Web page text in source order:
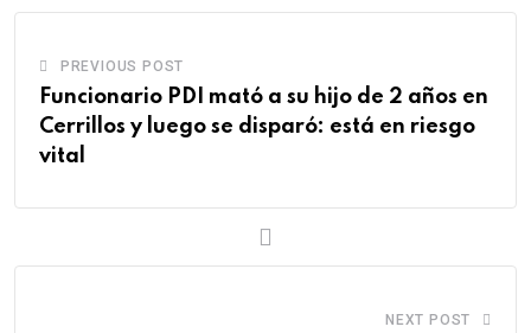
PREVIOUS POST
Funcionario PDI mató a su hijo de 2 años en
Cerrillos y luego se disparó: está en riesgo
vital
NEXT POST